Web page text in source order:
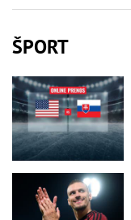
ŠPORT